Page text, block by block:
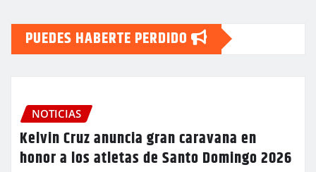
PUEDES HABERTE PERDIDO
NOTICIAS
Kelvin Cruz anuncia gran caravana en
honor a los atletas de Santo Domingo 2026